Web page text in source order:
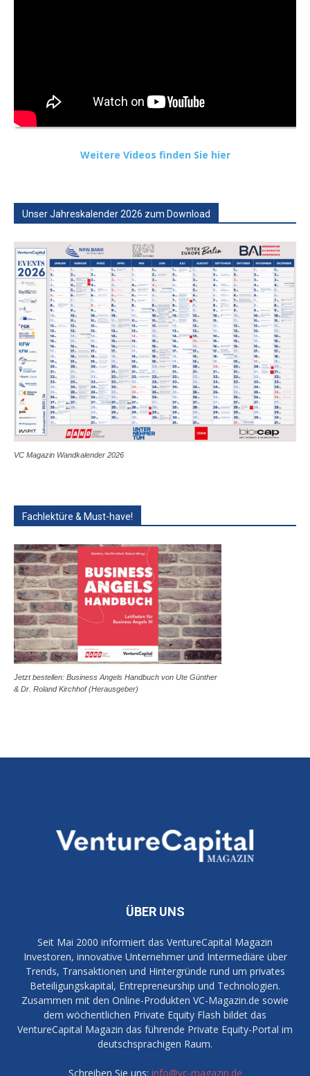
Weitere Videos finden Sie hier
Unser Jahreskalender 2026 zum Download
VC Magazin Wandkalender 2026
Fachlektüre & Must-have!
Jetzt bestellen: Business Angels Handbuch von Ute Günther
& Dr. Roland Kirchhof (Herausgeber)
ÜBER UNS
Seit Mai 2000 informiert das VentureCapital Magazin
Investoren, innovative Unternehmer und Intermediäre über
Trends, Transaktionen und Hintergründe rund um privates
Beteiligungskapital, Entrepreneurship und Technologien.
Zusammen mit den Online-Produkten VC-Magazin.de sowie
dem wöchentlichen Private Equity Flash bildet das
VentureCapital Magazin das führende Private Equity-Portal im
deutschsprachigen Raum.
Schreiben Sie uns: info@vc-magazin.de